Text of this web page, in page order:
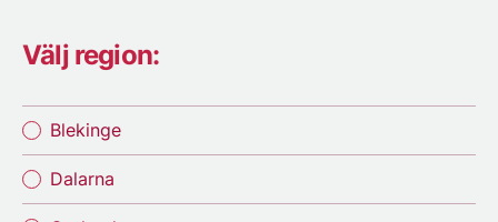
Välj region:
Blekinge
Dalarna